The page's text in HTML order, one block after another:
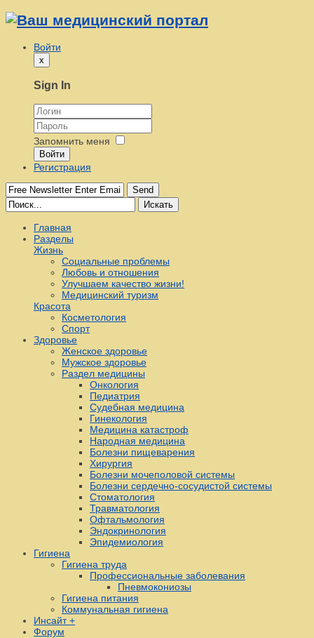
Войти
x
Sign In
Запомнить меня
Войти
Регистрация
Send
Искать
Главная
Разделы
Жизнь
Социальные проблемы
Любовь и отношения
Улучшаем качество жизни!
Медицинский туризм
Красота
Косметология
Спорт
Здоровье
Женское здоровье
Мужское здоровье
Раздел медицины
Онкология
Педиатрия
Судебная медицина
Гинекология
Медицина катастроф
Народная медицина
Болезни пищеварения
Хирургия
Болезни мочеполовой системы
Болезни сердечно-сосудистой системы
Стоматология
Травматология
Офтальмология
Эндокринология
Эпидемиология
Гигиена
Гигиена труда
Профессиональные заболевания
Пневмокониозы
Гигиена питания
Коммунальная гигиена
Инсайт +
Форум